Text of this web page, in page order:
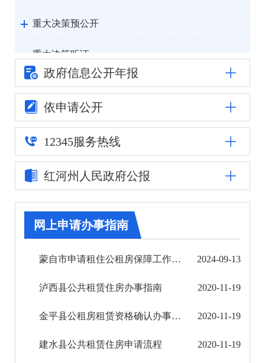
重大决策预公开
重大决策听证
统计信息
自然资源
公安司法
重点领域信息公开
审批改革
住房保障信息公开
政府信息公开年报
依申请公开
12345服务热线
红河州人民政府公报
网上申请办事指南
蒙自市申请租住公租房保障工作流程图 2024-09-13
泸西县公共租赁住房办事指南 2020-11-19
金平县公租房租赁资格确认办事指南 2020-11-19
建水县公共租赁住房申请流程 2020-11-19